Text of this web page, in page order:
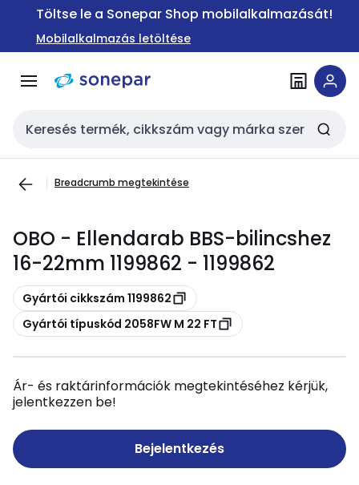
Ugrás a
Ugrás a
tartalomra
Töltse le a Sonepar Shop mobilalkalmazását!
Mobilalkalmazás letöltése
Keresési bemenet
Breadcrumb megtekintése
OBO - Ellendarab BBS-bilincshez
16-22mm 1199862 - 1199862
Másolás
Gyártói cikkszám 1199862
Másolás
Gyártói típuskód 2058FW M 22 FT
Ár- és raktárinformációk megtekintéséhez kérjük,
jelentkezzen be!
Bejelentkezés